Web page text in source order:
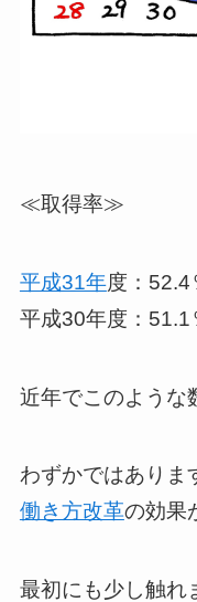
≪取得率≫
平成31年度：52.4
平成30年度：51.1
近年でこのような
わずかではありま
働き方改革の効果
最初にも少し触れ